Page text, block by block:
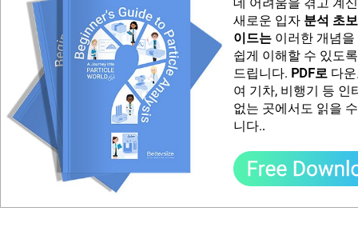
새로운 입자 분석 초
이드는 이러한 개념
쉽게 이해할 수 있도
드립니다. PDF로 다
여 기차, 비행기 등 인
없는 곳에서도 읽을
니다..